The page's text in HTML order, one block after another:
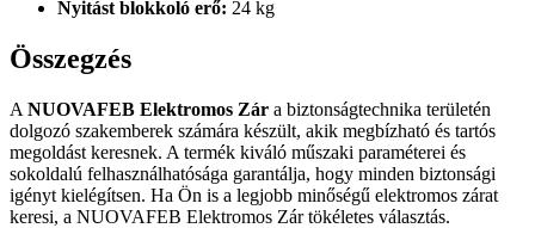
Nyitást blokkoló erő: 24 kg
Összegzés
A NUOVAFEB Elektromos Zár a biztonságtechnika területén
dolgozó szakemberek számára készült, akik megbízható és tartós
megoldást keresnek. A termék kiváló műszaki paraméterei és
sokoldalú felhasználhatósága garantálja, hogy minden biztonsági
igényt kielégítsen. Ha Ön is a legjobb minőségű elektromos zárat
keresi, a NUOVAFEB Elektromos Zár tökéletes választás.